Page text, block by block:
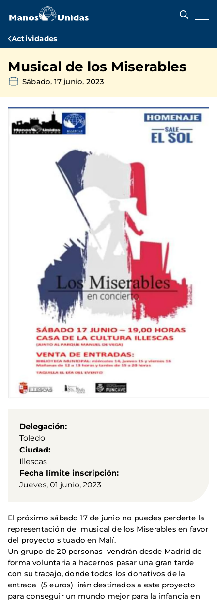
contenido
Ruta
navegación
Actividades
Musical de los Miserables
Sábado, 17 junio, 2023
Delegación
Toledo
Ciudad
Illescas
Fecha límite inscripción
Jueves, 01 junio, 2023
El próximo sábado 17 de junio no puedes perderte la
representación del musical de los Miserables en favor
del proyecto situado en Malí.
Un grupo de 20 personas vendrán desde Madrid de
forma voluntaria a hacernos pasar una gran tarde
con su trabajo, donde todos los donativos de la
entrada (5 euros) irán destinados a este proyecto
para conseguir un mundo mejor para la infancia en